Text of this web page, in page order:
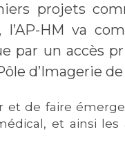
projets
l’AP-HM va
par un accès
d’Imagerie de
et de faire
et ainsi les